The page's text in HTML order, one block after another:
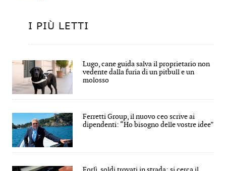
I PIÙ LETTI
Lugo, cane guida salva il proprietario non
vedente dalla furia di un pitbull e un
molosso
Ferretti Group, il nuovo ceo scrive ai
dipendenti: “Ho bisogno delle vostre idee”